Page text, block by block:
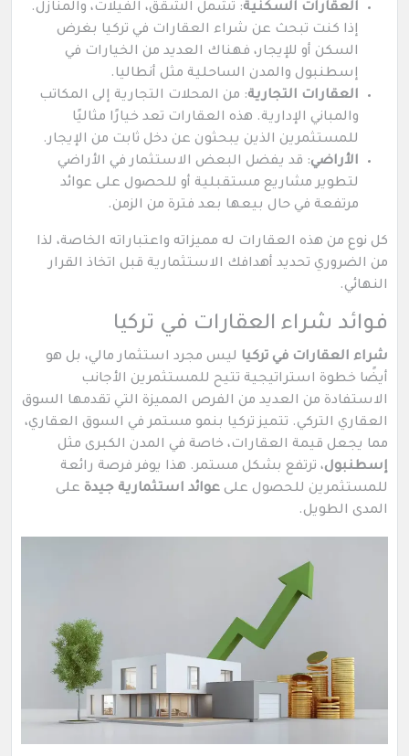
العقارات السكنية: تشمل الشقق، الفيلات، والمنازل.
إذا كنت تبحث عن شراء العقارات في تركيا بغرض
السكن أو للإيجار، فهناك العديد من الخيارات في
إسطنبول والمدن الساحلية مثل أنطاليا.
العقارات التجارية: من المحلات التجارية إلى المكاتب
والمباني الإدارية. هذه العقارات تعد خيارًا مثاليًا
للمستثمرين الذين يبحثون عن دخل ثابت من الإيجار.
الأراضي: قد يفضل البعض الاستثمار في الأراضي
لتطوير مشاريع مستقبلية أو للحصول على عوائد
مرتفعة في حال بيعها بعد فترة من الزمن.
كل نوع من هذه العقارات له مميزاته واعتباراته الخاصة، لذا
من الضروري تحديد أهدافك الاستثمارية قبل اتخاذ القرار
النهائي.
فوائد شراء العقارات في تركيا
شراء العقارات في تركيا ليس مجرد استثمار مالي، بل هو
أيضًا خطوة استراتيجية تتيح للمستثمرين الأجانب
الاستفادة من العديد من الفرص المميزة التي تقدمها السوق
العقاري التركي. تتميز تركيا بنمو مستمر في السوق العقاري،
مما يجعل قيمة العقارات، خاصة في المدن الكبرى مثل
إسطنبول، ترتفع بشكل مستمر. هذا يوفر فرصة رائعة
للمستثمرين للحصول على عوائد استثمارية جيدة على
المدى الطويل.